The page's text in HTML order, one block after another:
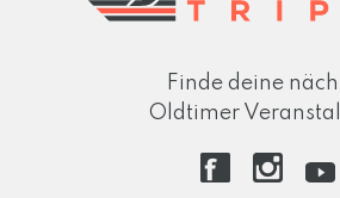
Finde deine
Oldtimer